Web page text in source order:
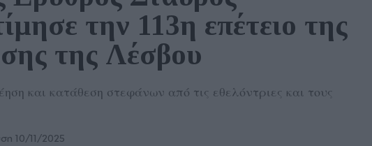
την 113η επέτειο της
της Λέσβου
και κατάθεση στεφάνων από τις εθελόντριες και τους
10/11/2025